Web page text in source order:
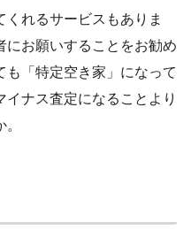
れるサービスもありま
にお願いすることをお勧め
も「特定空き家」になって
イナス査定になることより